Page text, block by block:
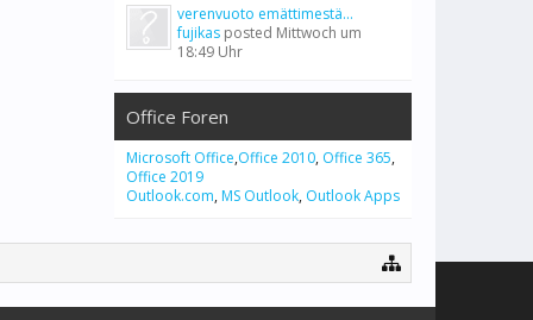
verenvuoto emättimestä...
fujikas posted Mittwoch um
18:49 Uhr
Office Foren
Microsoft Office,Office 2010, Office 365,
Office 2019
Outlook.com, MS Outlook, Outlook Apps